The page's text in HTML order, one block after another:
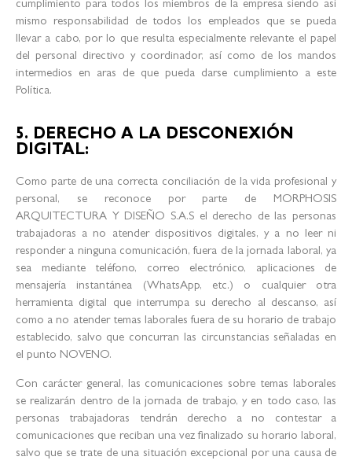
cumplimiento para todos los miembros de la empresa siendo así
mismo responsabilidad de todos los empleados que se pueda
llevar a cabo, por lo que resulta especialmente relevante el papel
del personal directivo y coordinador, así como de los mandos
intermedios en aras de que pueda darse cumplimiento a este
Política.
5. DERECHO A LA DESCONEXIÓN
DIGITAL:
Como parte de una correcta conciliación de la vida profesional y
personal, se reconoce por parte de MORPHOSIS
ARQUITECTURA Y DISEÑO S.A.S el derecho de las personas
trabajadoras a no atender dispositivos digitales, y a no leer ni
responder a ninguna comunicación, fuera de la jornada laboral, ya
sea mediante teléfono, correo electrónico, aplicaciones de
mensajería instantánea (WhatsApp, etc.) o cualquier otra
herramienta digital que interrumpa su derecho al descanso, así
como a no atender temas laborales fuera de su horario de trabajo
establecido, salvo que concurran las circunstancias señaladas en
el punto NOVENO.
Con carácter general, las comunicaciones sobre temas laborales
se realizarán dentro de la jornada de trabajo, y en todo caso, las
personas trabajadoras tendrán derecho a no contestar a
comunicaciones que reciban una vez finalizado su horario laboral,
salvo que se trate de una situación excepcional por una causa de